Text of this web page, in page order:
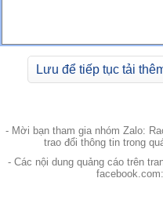
Lưu để tiếp tục tải
- Mời bạn tham gia nhóm Zalo:
trao đổi thông tin trong
- Các nội dung quảng cáo trên